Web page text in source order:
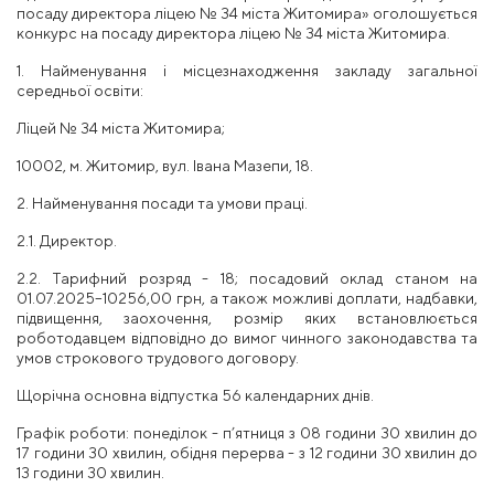
посаду директора ліцею № 34 міста Житомира» оголошується
конкурс на посаду директора ліцею № 34 міста Житомира.
1. Найменування і місцезнаходження закладу загальної
середньої освіти:
Ліцей № 34 міста Житомира;
10002, м. Житомир, вул. Івана Мазепи, 18.
2. Найменування посади та умови праці.
2.1. Директор.
2.2. Тарифний розряд - 18; посадовий оклад станом на
01.07.2025–10256,00 грн, а також можливі доплати, надбавки,
підвищення, заохочення, розмір яких встановлюється
роботодавцем відповідно до вимог чинного законодавства та
умов строкового трудового договору.
Щорічна основна відпустка 56 календарних днів.
Графік роботи: понеділок - п’ятниця з 08 години 30 хвилин до
17 години 30 хвилин, обідня перерва - з 12 години 30 хвилин до
13 години 30 хвилин.